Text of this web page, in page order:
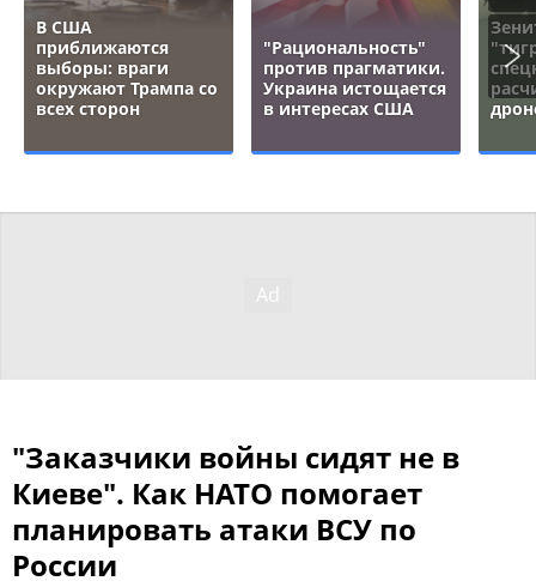
В США
приближаются
выборы: враги
окружают Трампа со
всех сторон
"Рациональность"
против прагматики.
Украина истощается
в интересах США
"Заказчики войны сидят не в
Киеве". Как НАТО помогает
планировать атаки ВСУ по
России